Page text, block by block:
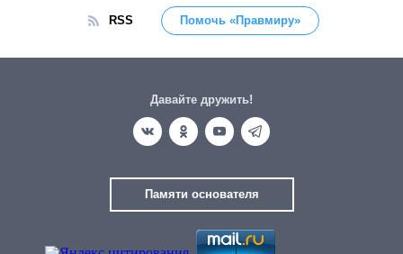
RSS Помочь «Правмиру»
Давайте дружить!
Памяти основателя